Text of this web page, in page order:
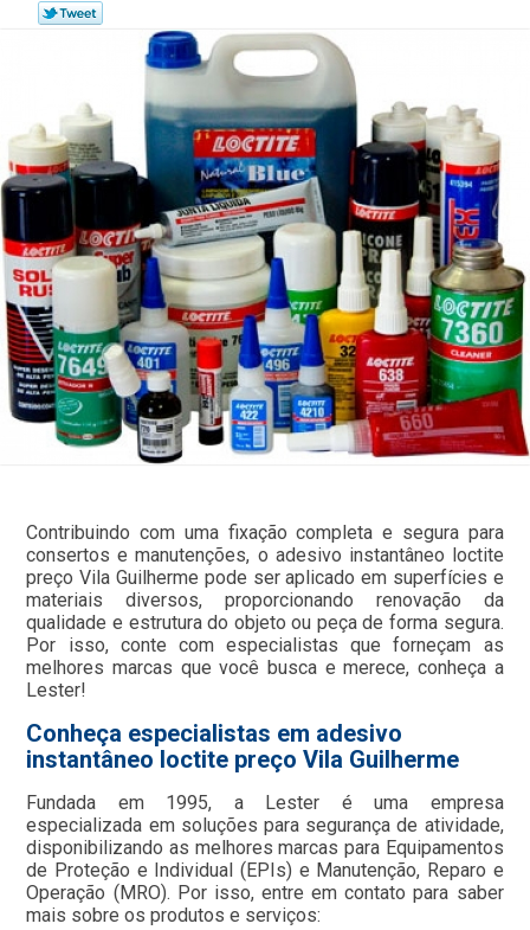
Contribuindo com uma fixação completa e segura para
consertos e manutenções, o adesivo instantâneo loctite
preço Vila Guilherme pode ser aplicado em superfícies e
materiais diversos, proporcionando renovação da
qualidade e estrutura do objeto ou peça de forma segura.
Por isso, conte com especialistas que forneçam as
melhores marcas que você busca e merece, conheça a
Lester!
Conheça especialistas em adesivo
instantâneo loctite preço Vila Guilherme
Fundada em 1995, a Lester é uma empresa
especializada em soluções para segurança de atividade,
disponibilizando as melhores marcas para Equipamentos
de Proteção e Individual (EPIs) e Manutenção, Reparo e
Operação (MRO). Por isso, entre em contato para saber
mais sobre os produtos e serviços: